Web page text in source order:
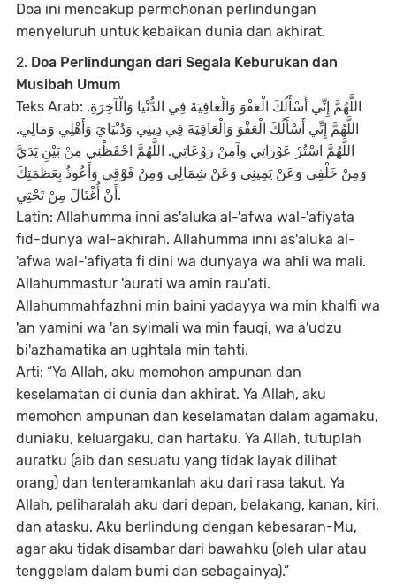
Doa ini mencakup permohonan perlindungan
menyeluruh untuk kebaikan dunia dan akhirat.
2. Doa Perlindungan dari Segala Keburukan dan
Musibah Umum
Teks Arab: اللَّهُمَّ إِنِّي أَسْأَلُكَ الْعَفْوَ وَالْعَافِيَةَ فِي الدُّنْيَا وَالْآخِرَةِ.
اللَّهُمَّ إِنِّي أَسْأَلُكَ الْعَفْوَ وَالْعَافِيَةَ فِي دِينِي وَدُنْيَايَ وَأَهْلِي وَمَالِي.
اللَّهُمَّ اسْتُرْ عَوْرَاتِي وَآمِنْ رَوْعَاتِي. اللَّهُمَّ احْفَظْنِي مِنْ بَيْنِ يَدَيَّ
وَمِنْ خَلْفِي وَعَنْ يَمِينِي وَعَنْ شِمَالِي وَمِنْ فَوْقِي وَأَعُوذُ بِعَظَمَتِكَ
أَنْ أُغْتَالَ مِنْ تَحْتِي.
Latin: Allahumma inni as'aluka al-'afwa wal-'afiyata
fid-dunya wal-akhirah. Allahumma inni as'aluka al-
'afwa wal-'afiyata fi dini wa dunyaya wa ahli wa mali.
Allahummastur 'aurati wa amin rau'ati.
Allahummahfazhni min baini yadayya wa min khalfi wa
'an yamini wa 'an syimali wa min fauqi, wa a'udzu
bi'azhamatika an ughtala min tahti.
Arti: “Ya Allah, aku memohon ampunan dan
keselamatan di dunia dan akhirat. Ya Allah, aku
memohon ampunan dan keselamatan dalam agamaku,
duniaku, keluargaku, dan hartaku. Ya Allah, tutuplah
auratku (aib dan sesuatu yang tidak layak dilihat
orang) dan tenteramkanlah aku dari rasa takut. Ya
Allah, peliharalah aku dari depan, belakang, kanan, kiri,
dan atasku. Aku berlindung dengan kebesaran-Mu,
agar aku tidak disambar dari bawahku (oleh ular atau
tenggelam dalam bumi dan sebagainya).”